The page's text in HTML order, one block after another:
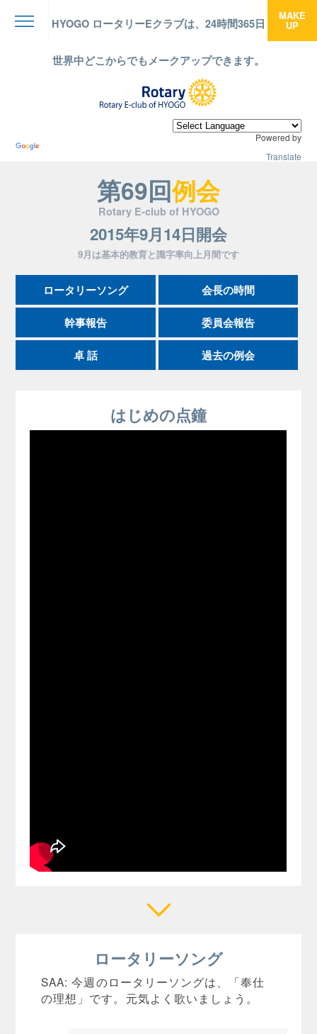
HYOGO ロータリーEクラブは、24時間365日
世界中どこからでもメークアップできます。
MAKE
UP
Powered by
Translate
第69回例会
Rotary E-club of HYOGO
2015年9月14日開会
9月は基本的教育と識字率向上月間です
ロータリーソング 会長の時間
幹事報告 委員会報告
卓 話 過去の例会
はじめの点鐘
ロータリーソング
SAA: 今週のロータリーソングは、「奉仕
の理想」です。元気よく歌いましょう。